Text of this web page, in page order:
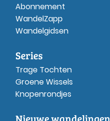
Abonnement
WandelZapp
Wandelgidsen
Series
Trage Tochten
Groene Wissels
Knopenrondjes